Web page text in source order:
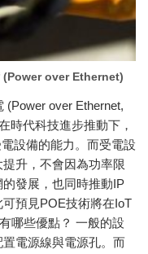
(Power over Ethernet)
over Ethernet,
時代科技進步推動下，
設備的能力。而受電設
升，不會因為功率限
發展，也同時推動IP
預見POE技術將在IoT
哪些優點？ 一般的設
電源線與電源孔。而